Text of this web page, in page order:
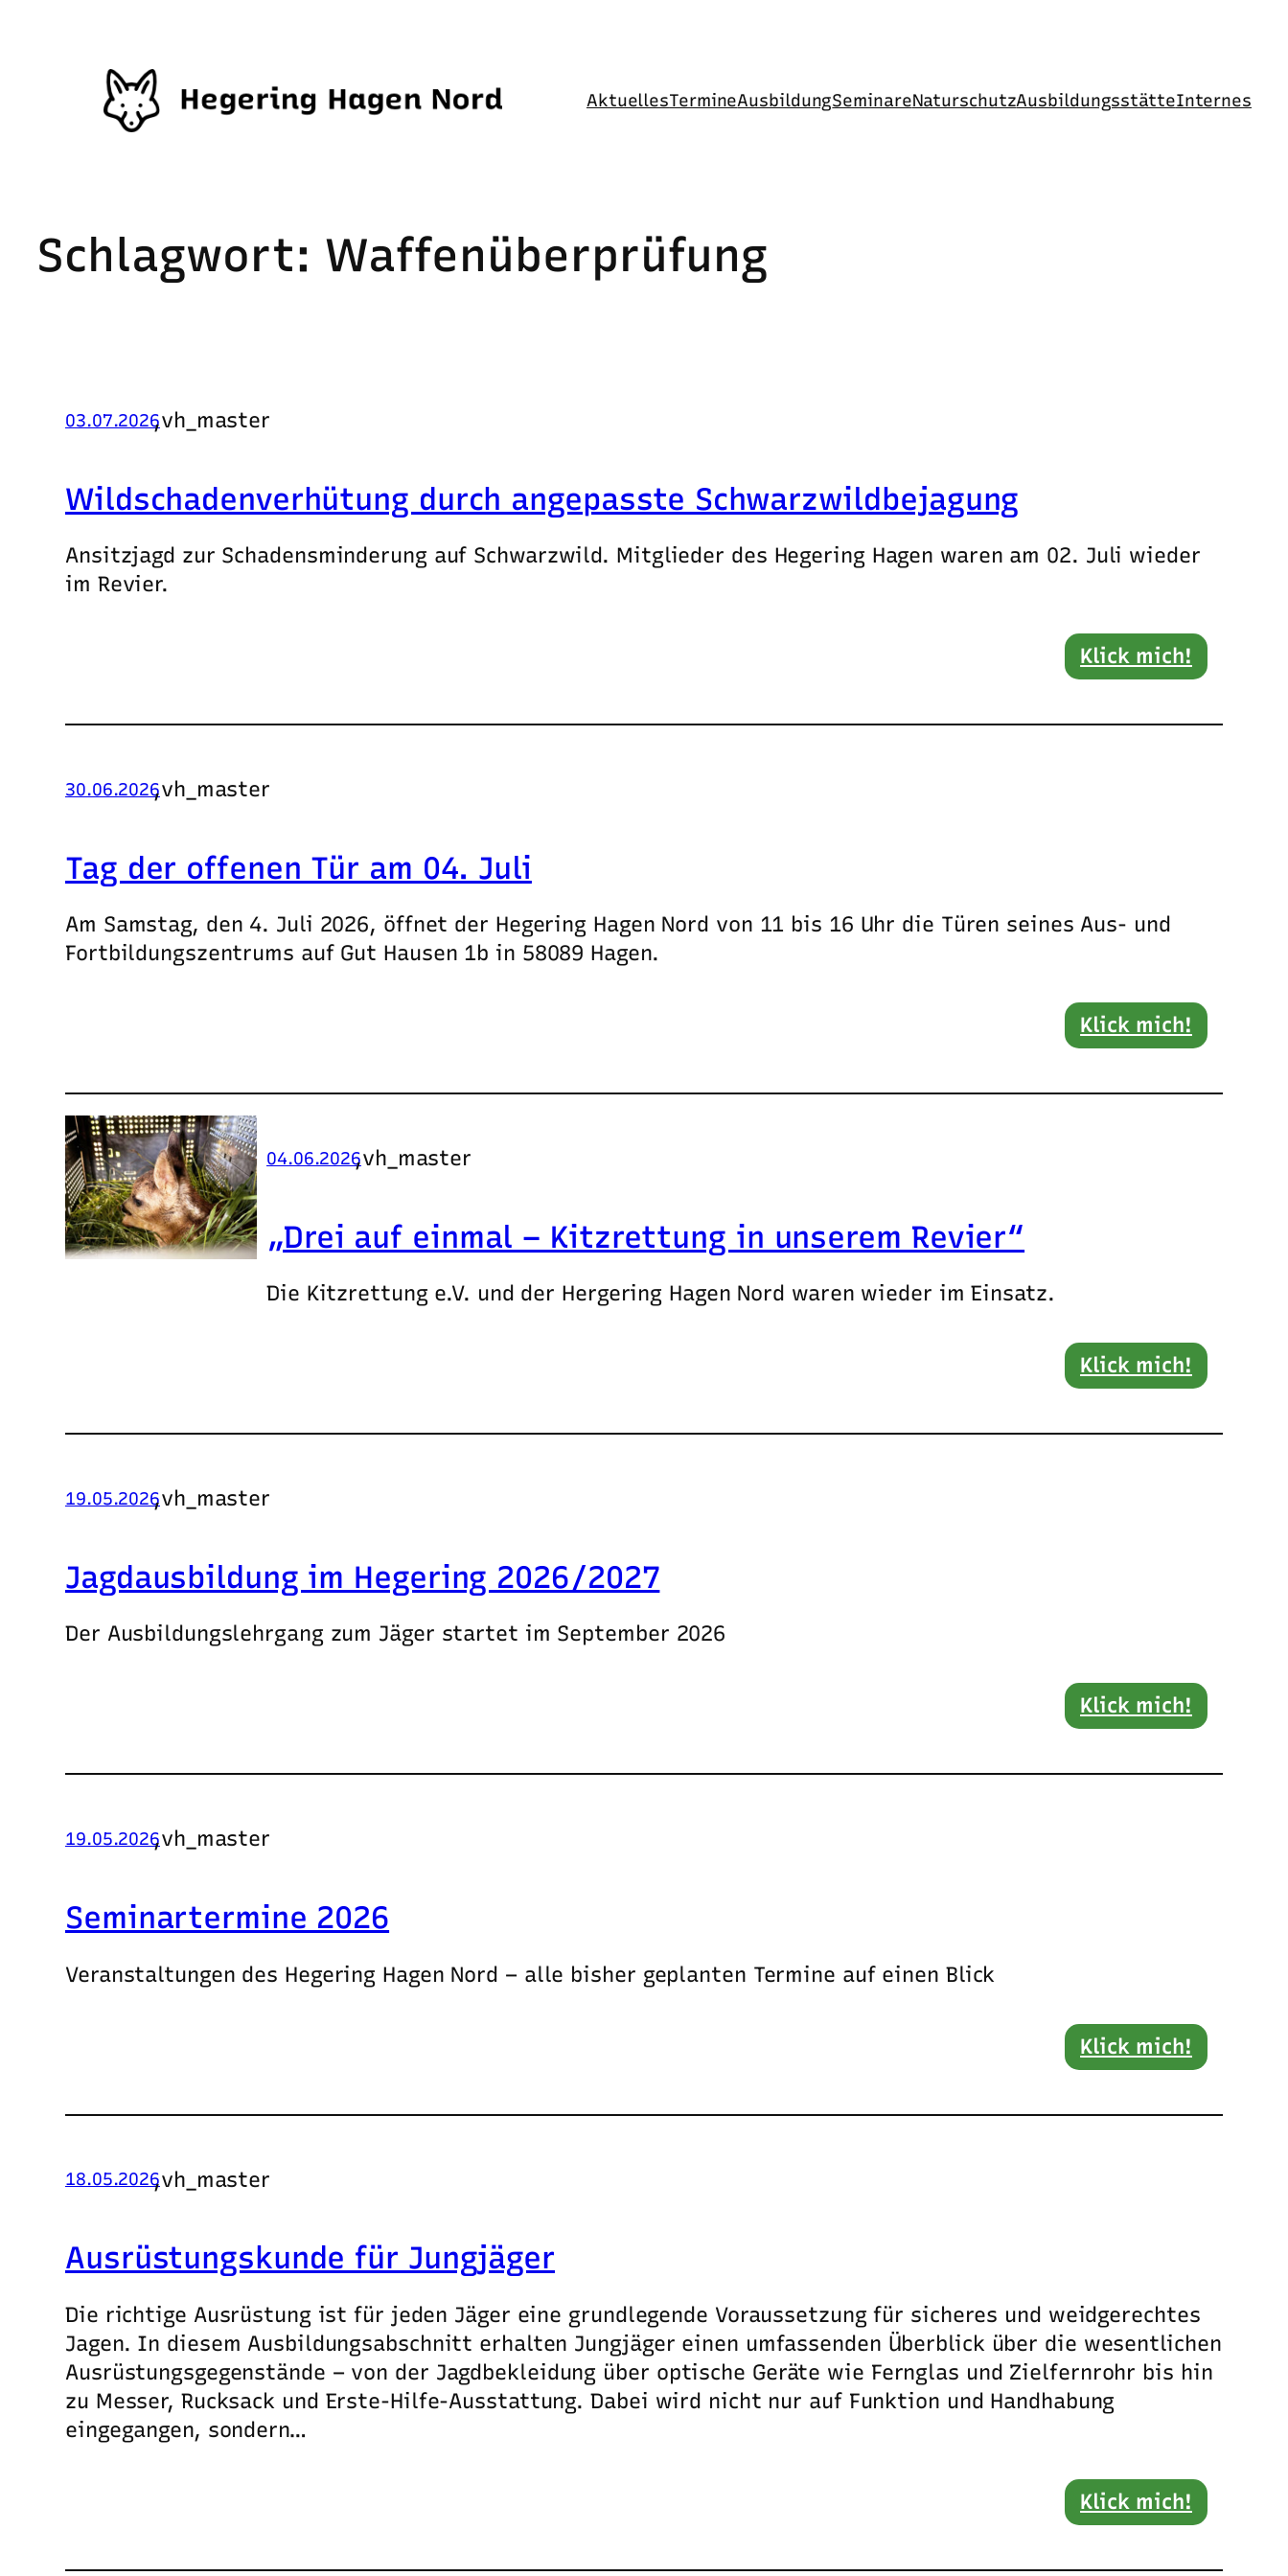
AktuellesTermineAusbildungSeminareNaturschutzAusbildungsstätteInternes
Schlagwort: Waffenüberprüfung
03.07.2026
,vh_master
Wildschadenverhütung durch angepasste Schwarzwildbejagung
Ansitzjagd zur Schadensminderung auf Schwarzwild. Mitglieder des Hegering Hagen waren am 02. Juli wieder
im Revier.
Klick mich!
30.06.2026
,vh_master
Tag der offenen Tür am 04. Juli
Am Samstag, den 4. Juli 2026, öffnet der Hegering Hagen Nord von 11 bis 16 Uhr die Türen seines Aus- und
Fortbildungszentrums auf Gut Hausen 1b in 58089 Hagen.
Klick mich!
04.06.2026
,vh_master
„Drei auf einmal – Kitzrettung in unserem Revier“
Die Kitzrettung e.V. und der Hergering Hagen Nord waren wieder im Einsatz.
Klick mich!
19.05.2026
,vh_master
Jagdausbildung im Hegering 2026/2027
Der Ausbildungslehrgang zum Jäger startet im September 2026
Klick mich!
19.05.2026
,vh_master
Seminartermine 2026
Veranstaltungen des Hegering Hagen Nord – alle bisher geplanten Termine auf einen Blick
Klick mich!
18.05.2026
,vh_master
Ausrüstungskunde für Jungjäger
Die richtige Ausrüstung ist für jeden Jäger eine grundlegende Voraussetzung für sicheres und weidgerechtes
Jagen. In diesem Ausbildungsabschnitt erhalten Jungjäger einen umfassenden Überblick über die wesentlichen
Ausrüstungsgegenstände – von der Jagdbekleidung über optische Geräte wie Fernglas und Zielfernrohr bis hin
zu Messer, Rucksack und Erste-Hilfe-Ausstattung. Dabei wird nicht nur auf Funktion und Handhabung
eingegangen, sondern…
Klick mich!